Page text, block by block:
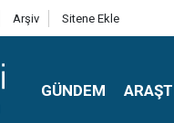
Arşiv Sitene Ekle
GÜNDEM